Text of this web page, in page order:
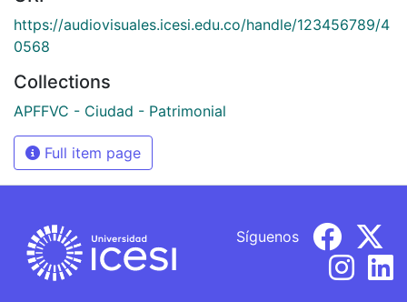
https://audiovisuales.icesi.edu.co/handle/123456789/4
0568
Collections
APFFVC - Ciudad - Patrimonial
Full item page
Síguenos